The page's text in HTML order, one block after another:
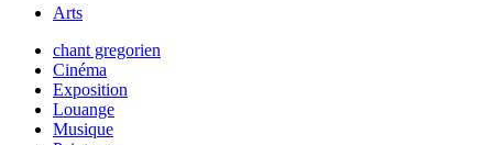
Arts
chant gregorien
Cinéma
Exposition
Louange
Musique